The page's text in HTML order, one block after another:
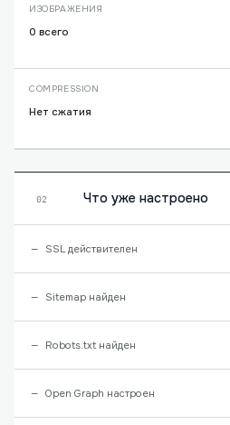
ИЗОБРАЖЕНИЯ
0 всего
COMPRESSION
Нет сжатия
02 Что уже настроено
SSL действителен
Sitemap найден
Robots.txt найден
Open Graph настроен